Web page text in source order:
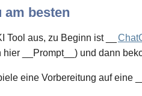
am besten
Tool aus, zu Beginn ist __
hier __Prompt__) und dann
eine Vorbereitung auf eine